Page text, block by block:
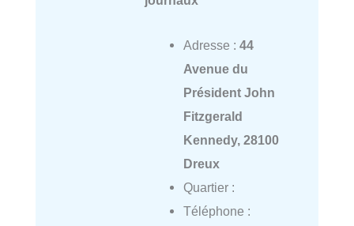
Adresse : 44
Avenue du
Président John
Fitzgerald
Kennedy, 28100
Dreux
Quartier :
Téléphone :